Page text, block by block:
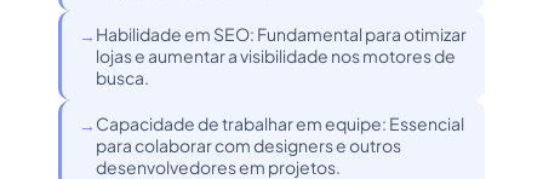
Habilidade em SEO: Fundamental para otimizar
lojas e aumentar a visibilidade nos motores de
busca.
Capacidade de trabalhar em equipe: Essencial
para colaborar com designers e outros
desenvolvedores em projetos.